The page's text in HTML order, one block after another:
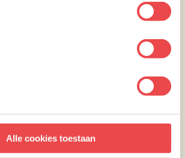
Alle cookies toestaan